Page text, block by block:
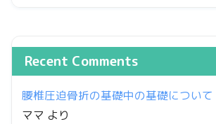
Recent Comments
腰椎圧迫骨折の基礎中の基礎について
ママ より